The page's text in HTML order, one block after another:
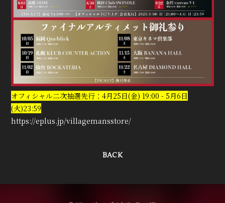
オフィシャル二次抽選先行：4月25日(金) 19:00 - 5月6日
(火)23:59
https://eplus.jp/villagemansstore/
BACK